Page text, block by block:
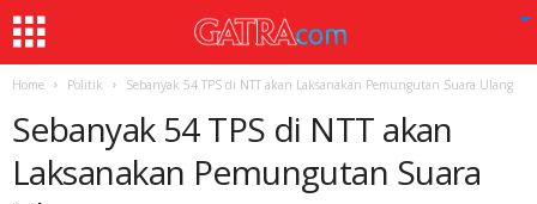
Home Politik Sebanyak 54 TPS di NTT akan Laksanakan Pemungutan Suara Ulang
Sebanyak 54 TPS di NTT akan
Laksanakan Pemungutan Suara